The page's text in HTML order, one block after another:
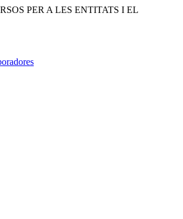
PER A LES ENTITATS I EL